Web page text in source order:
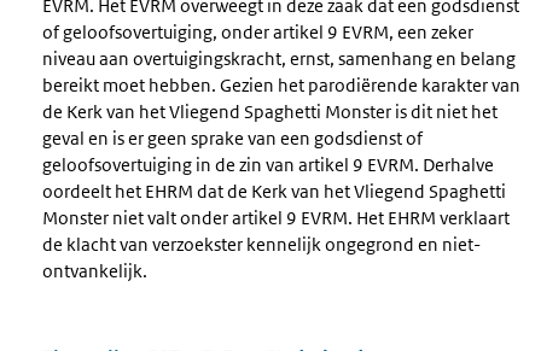
EVRM. Het EVRM overweegt in deze zaak dat een godsdienst
of geloofsovertuiging, onder artikel 9 EVRM, een zeker
niveau aan overtuigingskracht, ernst, samenhang en belang
bereikt moet hebben. Gezien het parodiërende karakter van
de Kerk van het Vliegend Spaghetti Monster is dit niet het
geval en is er geen sprake van een godsdienst of
geloofsovertuiging in de zin van artikel 9 EVRM. Derhalve
oordeelt het EHRM dat de Kerk van het Vliegend Spaghetti
Monster niet valt onder artikel 9 EVRM. Het EHRM verklaart
de klacht van verzoekster kennelijk ongegrond en niet-
ontvankelijk.